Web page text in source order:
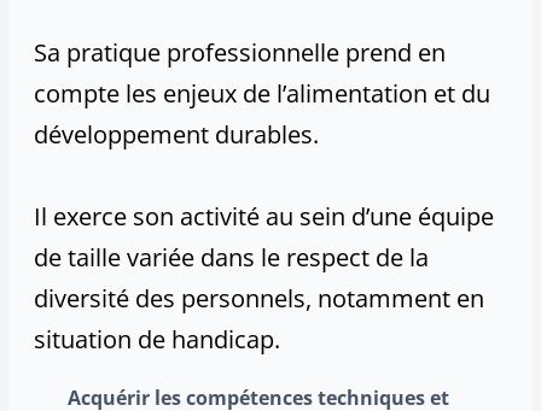
Sa pratique professionnelle prend en
compte les enjeux de l’alimentation et du
développement durables.
Il exerce son activité au sein d’une équipe
de taille variée dans le respect de la
diversité des personnels, notamment en
situation de handicap.
Acquérir les compétences techniques et